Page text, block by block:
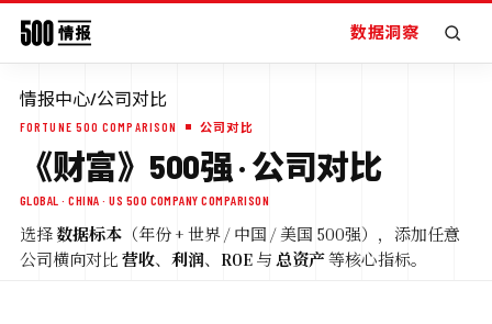
数据洞察
情报中心/公司对比
FORTUNE 500 COMPARISON 公司对比
《财富》500强 · 公司对比
GLOBAL · CHINA · US 500 COMPANY COMPARISON
选择 数据标本 （年份 + 世界 / 中国 / 美国 500强），添加任意
公司横向对比 营收、 利润、 ROE 与 总资产等核心指标。